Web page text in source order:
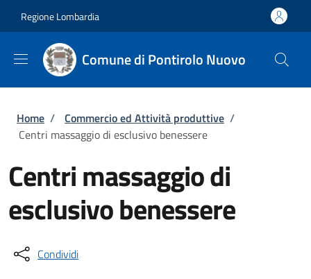
Regione Lombardia
Comune di Pontirolo Nuovo
Briciole di pane
Home / Commercio ed Attività produttive /
Centri massaggio di esclusivo benessere
Centri massaggio di
esclusivo benessere
Condividi